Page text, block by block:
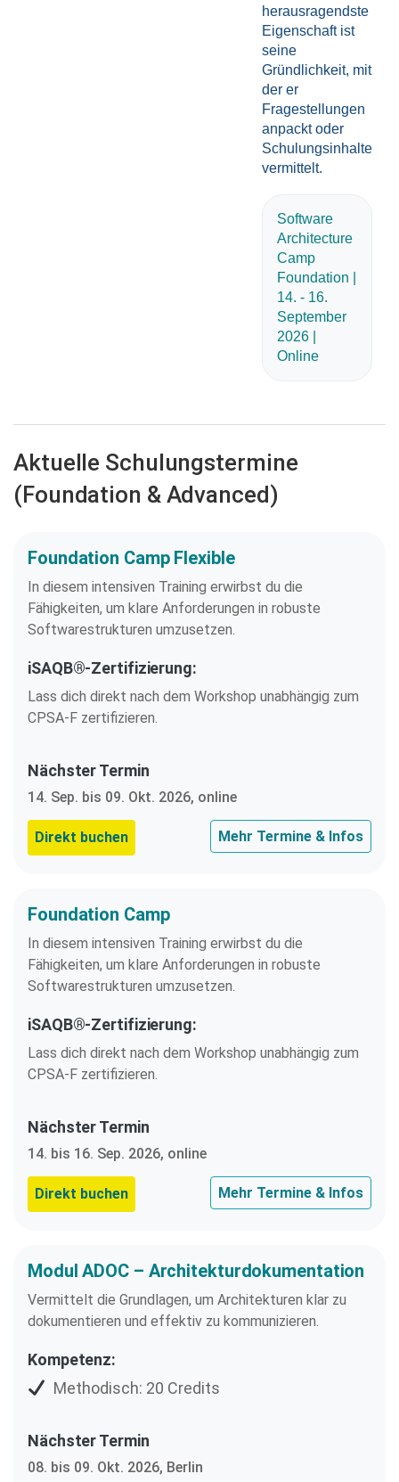
herausragendste
Eigenschaft ist
seine
Gründlichkeit, mit
der er
Fragestellungen
anpackt oder
Schulungsinhalte
vermittelt.
Software
Architecture
Camp
Foundation |
14. - 16.
September
2026 |
Online
Aktuelle Schulungstermine
(Foundation & Advanced)
Foundation Camp Flexible
In diesem intensiven Training erwirbst du die
Fähigkeiten, um klare Anforderungen in robuste
Softwarestrukturen umzusetzen.
iSAQB®-Zertifizierung:
Lass dich direkt nach dem Workshop unabhängig zum
CPSA-F zertifizieren.
Nächster Termin
14. Sep. bis 09. Okt. 2026, online
Direkt buchen Mehr Termine & Infos
Foundation Camp
In diesem intensiven Training erwirbst du die
Fähigkeiten, um klare Anforderungen in robuste
Softwarestrukturen umzusetzen.
iSAQB®-Zertifizierung:
Lass dich direkt nach dem Workshop unabhängig zum
CPSA-F zertifizieren.
Nächster Termin
14. bis 16. Sep. 2026, online
Direkt buchen Mehr Termine & Infos
Modul ADOC – Architekturdokumentation
Vermittelt die Grundlagen, um Architekturen klar zu
dokumentieren und effektiv zu kommunizieren.
Kompetenz:
Methodisch: 20 Credits
Nächster Termin
08. bis 09. Okt. 2026, Berlin